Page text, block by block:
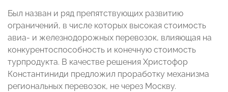
Был назван и ряд препятствующих развитию
ограничений, в числе которых высокая стоимость
авиа- и железнодорожных перевозок, влияющая на
конкурентоспособность и конечную стоимость
турпродукта. В качестве решения Христофор
Константиниди предложил проработку механизма
региональных перевозок, не через Москву.